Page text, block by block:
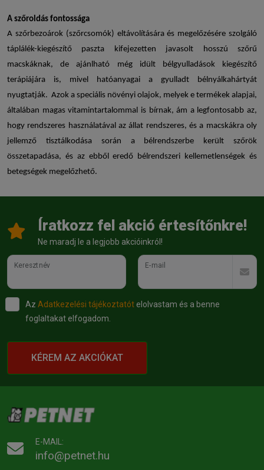
A szőroldás fontossága
A szőrbezoárok (szőrcsomók) eltávolítására és megelőzésére szolgáló
táplálék-kiegészítő paszta kifejezetten javasolt hosszú szőrű
macskáknak, de ajánlható még idült bélgyulladások kiegészítő
terápiájára is, mivel hatóanyagai a gyulladt bélnyálkahártyát
nyugtatják. Azok a speciális növényi olajok, melyek e termékek alapjai,
általában magas vitamintartalommal is bírnak, ám a legfontosabb az,
hogy rendszeres használatával az állat rendszeres, és a macskákra oly
jellemző tisztálkodása során a bélrendszerbe került szőrök
összetapadása, és az ebből eredő bélrendszeri kellemetlenségek és
betegségek megelőzhető.
Íratkozz fel akció értesítőnkre!
Ne maradj le a legjobb akcióinkról!
Keresztnév E-mail
Az Adatkezelési tájékoztatót elolvastam és a benne
foglaltakat elfogadom.
KÉREM AZ AKCIÓKAT
E-MAIL:
info@petnet.hu